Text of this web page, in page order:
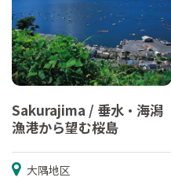
Sakurajima / 垂水・海潟
漁港から望む桜島
大隅地区